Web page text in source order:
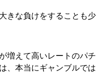
きな負けをすることも少
増えて高いレートのパチ
、本当にギャンブルでは